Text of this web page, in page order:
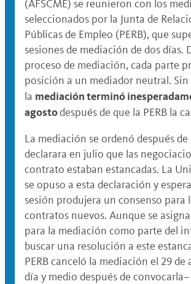
(AFSCME) se reunieron con los
seleccionados por la Junta de
Públicas de Empleo (PERB), que
sesiones de mediación de dos días.
proceso de mediación, cada parte
posición a un mediador neutral. Sin
la mediación terminó
agostodespués de que la PERB la
La mediación se ordenó después de
declarara en julio que las
contrato estaban estancadas. La
se opuso a esta declaración y
sesión produjera un consenso para
contratos nuevos. Aunque se
para la mediación como parte del
buscar una resolución a este
PERB canceló la mediación el 29 de
día y medio después de